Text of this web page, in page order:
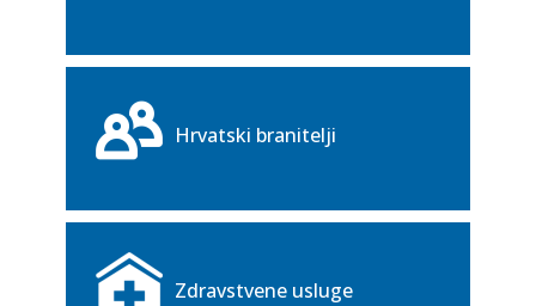
Hrvatski branitelji
Zdravstvene usluge